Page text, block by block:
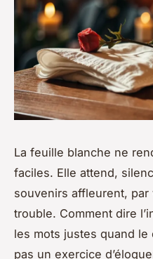
La feuille blanche ne
faciles. Elle attend,
souvenirs affleurent,
trouble. Comment dire
les mots justes quand
pas un exercice